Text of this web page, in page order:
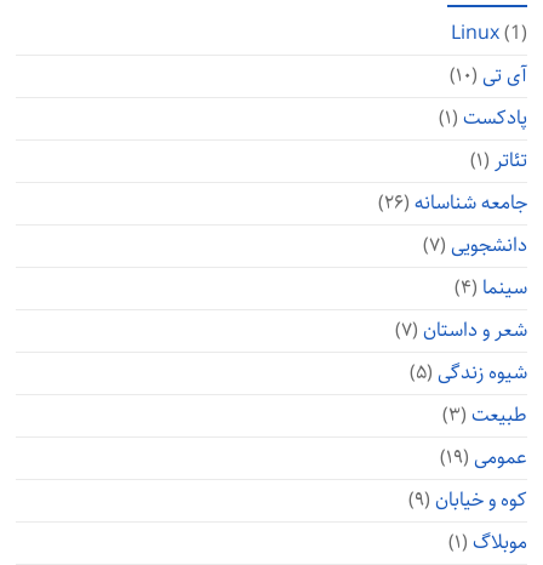
Linux(1)
آی تی(۱۰)
پادکست(۱)
تئاتر (۱)
جامعه شناسانه(۲۶)
دانشجویی(۷)
سینما (۴)
شعر و داستان(۷)
شیوه زندگی(۵)
طبیعت(۳)
عمومی(۱۹)
کوه و خیابان(۹)
موبلاگ(۱)